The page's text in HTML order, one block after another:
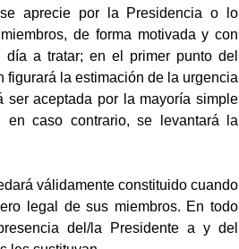
aprecie por la Presidencia o lo
de forma motivada y con
a tratar; en el primer punto del
figurará la estimación de la urgencia
ser aceptada por la mayoría simple
en caso contrario, se levantará la
válidamente constituido cuando
legal de sus miembros. En todo
del/la Presidente a y del